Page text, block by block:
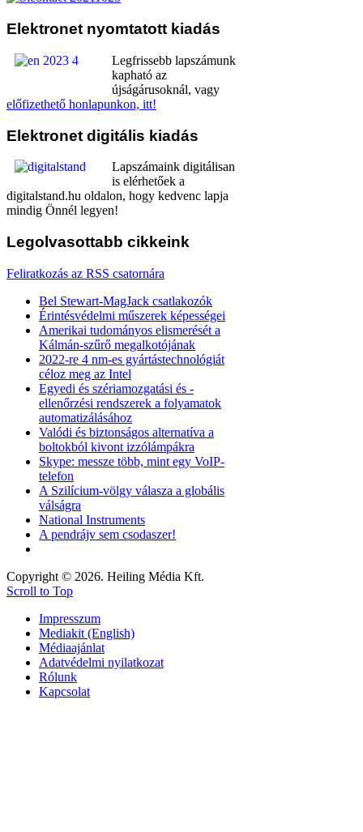
Elektronet nyomtatott kiadás
Legfrissebb lapszámunk
kapható az
újságárusoknál, vagy
előfizethető honlapunkon, itt!
Elektronet digitális kiadás
Lapszámaink digitálisan
is elérhetőek a
digitalstand.hu oldalon, hogy kedvenc lapja
mindig Önnél legyen!
Legolvasottabb cikkeink
Feliratkozás az RSS csatornára
Bel Stewart-MagJack csatlakozók
Érintésvédelmi műszerek képességei
Amerikai tudományos elismerését a
Kálmán-szűrő megalkotójának
2022-re 4 nm-es gyártástechnológiát
céloz meg az Intel
Egyedi és szériamozgatási és -
ellenőrzési rendszerek a folyamatok
automatizálásához
Valódi és biztonságos alternatíva a
boltokból kivont izzólámpákra
Skype: messze több, mint egy VoIP-
telefon
A Szilícium-völgy válasza a globális
válságra
National Instruments
A pendrájv sem csodaszer!
Copyright © 2026. Heiling Média Kft.
Scroll to Top
Impresszum
Mediakit (English)
Médiaajánlat
Adatvédelmi nyilatkozat
Rólunk
Kapcsolat